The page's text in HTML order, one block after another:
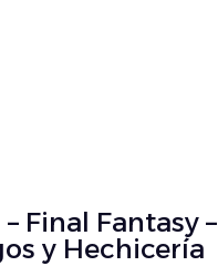
Final Fantasy –
y Hechicería